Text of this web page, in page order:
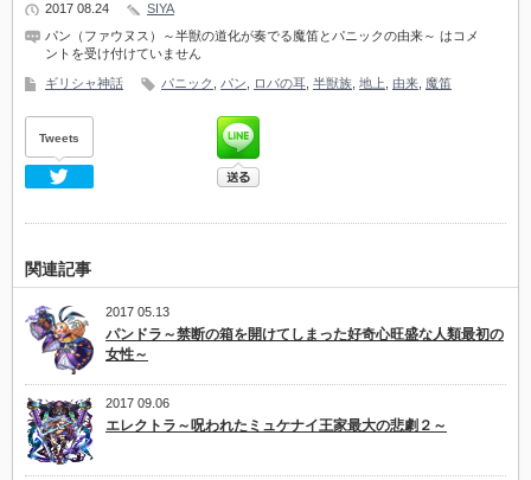
2017 08.24
SIYA
パン（ファウヌス）～半獣の道化が奏でる魔笛とパニックの由来～ は コメ
ントを受け付けていません
ギリシャ神話 パニック パン ロバの耳 半獣族 地上 由来 魔笛
Tweets
関連記事
2017 05.13
パンドラ～禁断の箱を開けてしまった好奇心旺盛な人類最初の
女性～
2017 09.06
エレクトラ～呪われたミュケナイ王家最大の悲劇２～